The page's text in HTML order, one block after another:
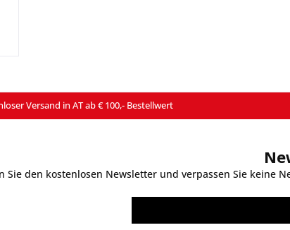
Versand in AT ab € 100,- Bestellwert
Sie den kostenlosen Newsletter und verpassen Sie keine